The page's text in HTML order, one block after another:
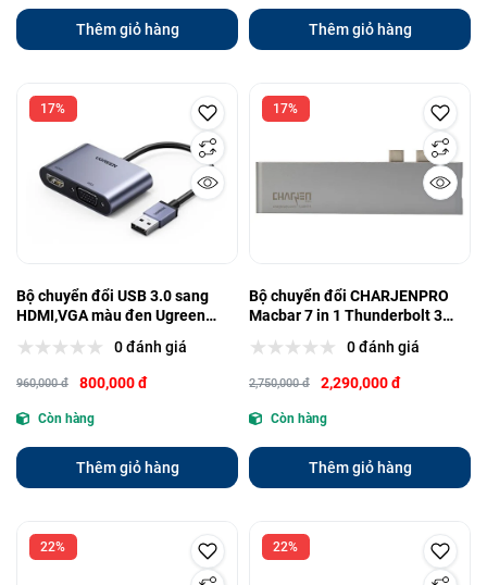
Thêm giỏ hàng Thêm giỏ hàng
17%
Bộ chuyển đổi USB 3.0 sang
HDMI,VGA màu đen Ugreen
0 đánh giá
960,000 đ 800,000 đ
Còn hàng
Thêm giỏ hàng
17%
Bộ chuyển đổi CHARJENPRO
Macbar 7 in 1 Thunderbolt 3
0 đánh giá
2,750,000 đ 2,290,000 đ
Còn hàng
Thêm giỏ hàng
22% 22%